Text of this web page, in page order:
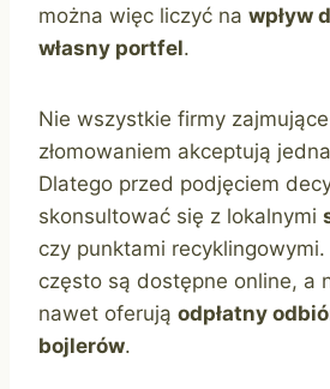
można więc liczyć na wpływ
własny portfel.
Nie wszystkie firmy
złomowaniem akceptują
Dlatego przed podjęciem
skonsultować się z lokalnymi
czy punktami
często są dostępne online, a
nawet oferują odpłatny
bojlerów.